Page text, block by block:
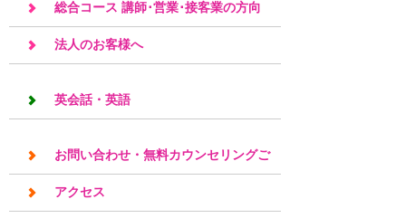
総合コース 講師･営業･接客業の方向
け
法人のお客様へ
英会話・英語
お問い合わせ・無料カウンセリングご
予約
アクセス